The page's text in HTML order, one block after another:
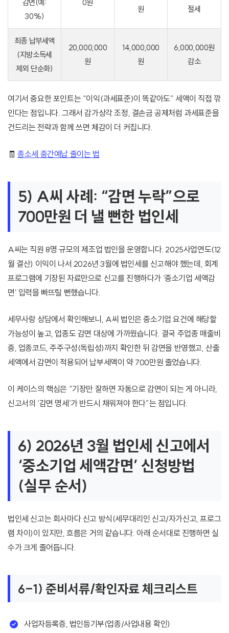
감면(예:
30%)
0원
원
절세
최종 납부세액
(지방소득세
제외 단순화)
20,000,000
원
14,000,000
원
6,000,000원
감소
여기서 중요한 포인트는 “이익(과세표준)이 똑같아도” 세액이 직접 깎
인다는 점입니다. 그래서 감가상각 조정, 결손금 공제처럼 과세표준을
건드리는 전략과 함께 쓰면 체감이 더 커집니다.
🧾종소세 중간예납 줄이는 법
5) A씨 사례: “감면 누락”으로
700만원 더 낼 뻔한 법인세
A씨는 직원 8명 규모의 제조업 법인을 운영합니다. 2025사업연도(12
월 결산) 이익이 나서 2026년 3월에 법인세를 신고해야 했는데, 회계
프로그램에 기장된 자료만으로 신고를 진행하다가 ‘중소기업 세액감
면’ 입력을 빠뜨릴 뻔했습니다.
세무사랑 상담에서 확인해보니, A씨 법인은 중소기업 요건에 해당할
가능성이 높고, 업종도 감면 대상에 가까웠습니다. 결국 주업종 매출비
중, 업종코드, 주주구성(독립성)까지 확인한 뒤 감면을 반영했고, 산출
세액에서 감면이 적용되어 납부세액이 약 700만원 줄었습니다.
이 케이스의 핵심은 “기장만 잘하면 자동으로 감면이 되는 게 아니라,
신고서의 ‘감면 명세’가 반드시 채워져야 한다”는 점입니다.
6) 2026년 3월 법인세 신고에서
‘중소기업 세액감면’ 신청방법
(실무 순서)
법인세 신고는 회사마다 신고 방식(세무대리인 신고/자가신고, 프로그
램 차이)이 있지만, 흐름은 거의 같습니다. 아래 순서대로 진행하면 실
수가 크게 줄어듭니다.
6-1) 준비서류/확인자료 체크리스트
사업자등록증, 법인등기부(업종/사업내용 확인)